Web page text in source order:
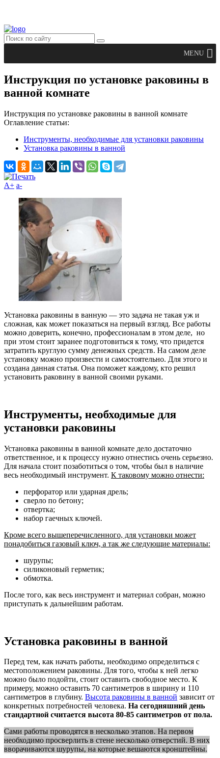
MENU
Инструкция по установке раковины в
ванной комнате
Инструкция по установке раковины в ванной комнате
Оглавление статьи:
Инструменты, необходимые для установки раковины
Установка раковины в ванной
A+ а-
Установка раковины в ванную — это задача не такая уж и
сложная, как может показаться на первый взгляд. Все работы
можно доверить, конечно, профессионалам в этом деле, но
при этом стоит заранее подготовиться к тому, что придется
затратить круглую сумму денежных средств. На самом деле
установку можно произвести и самостоятельно. Для этого и
создана данная статья. Она поможет каждому, кто решил
установить раковину в ванной своими руками.
Инструменты, необходимые для
установки раковины
Установка раковины в ванной комнате дело достаточно
ответственное, и к процессу нужно отнестись очень серьезно.
Для начала стоит позаботиться о том, чтобы был в наличие
весь необходимый инструмент. К таковому можно отнести:
перфоратор или ударная дрель;
сверло по бетону;
отвертка;
набор гаечных ключей.
Кроме всего вышеперечисленного, для установки может
понадобиться газовый ключ, а так же следующие материалы:
шурупы;
силиконовый герметик;
обмотка.
После того, как весь инструмент и материал собран, можно
приступать к дальнейшим работам.
Установка раковины в ванной
Перед тем, как начать работы, необходимо определиться с
местоположением раковины. Для того, чтобы к ней легко
можно было подойти, стоит оставить свободное место. К
примеру, можно оставить 70 сантиметров в ширину и 110
сантиметров в глубину. Высота раковины в ванной зависит от
конкретных потребностей человека. На сегодняшний день
стандартной считается высота 80-85 сантиметров от пола.
Сами работы проводятся в несколько этапов. На первом
необходимо просверлить в стене несколько отверстий. В них
вворачиваются шурупы, на которые вешаются кронштейны.